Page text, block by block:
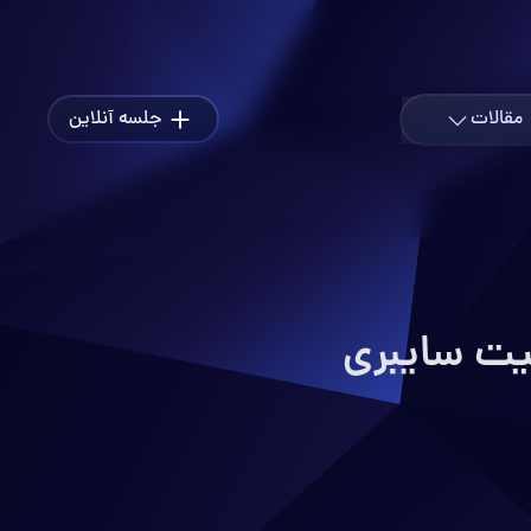
محصول و سفارش پروژه
مقالات
هوش مصنوعی
اخبار
جلسه آنلاین